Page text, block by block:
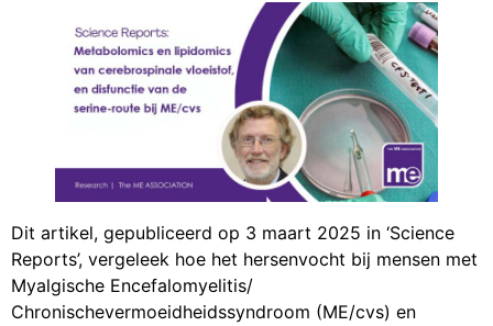
Dit artikel, gepubliceerd op 3 maart 2025 in ‘Science
Reports’, vergeleek hoe het hersenvocht bij mensen met
Myalgische Encefalomyelitis/
Chronischevermoeidheidssyndroom (ME/cvs) en